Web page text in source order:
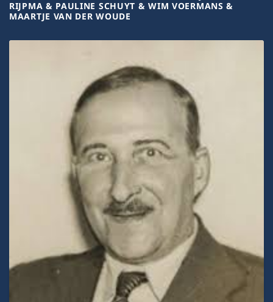
RIJPMA & PAULINE SCHUYT & WIM VOERMANS &
MAARTJE VAN DER WOUDE